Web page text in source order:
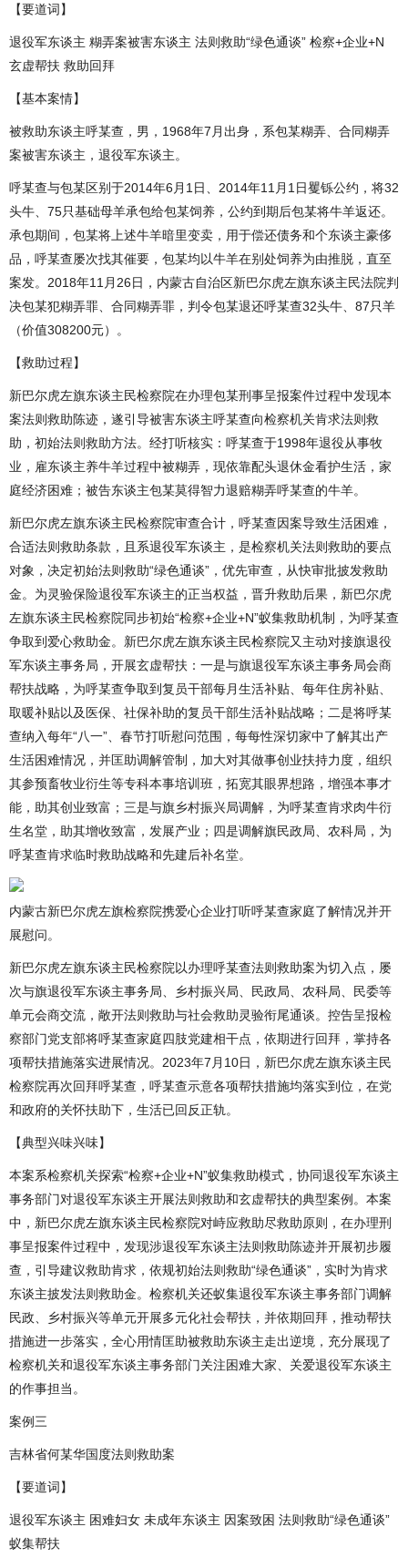
【要道词】
退役军东谈主 糊弄案被害东谈主 法则救助“绿色通谈” 检察+企业+N
玄虚帮扶 救助回拜
【基本案情】
被救助东谈主呼某查，男，1968年7月出身，系包某糊弄、合同糊弄
案被害东谈主，退役军东谈主。
呼某查与包某区别于2014年6月1日、2014年11月1日矍铄公约，将32
头牛、75只基础母羊承包给包某饲养，公约到期后包某将牛羊返还。
承包期间，包某将上述牛羊暗里变卖，用于偿还债务和个东谈主豪侈
品，呼某查屡次找其催要，包某均以牛羊在别处饲养为由推脱，直至
案发。2018年11月26日，内蒙古自治区新巴尔虎左旗东谈主民法院判
决包某犯糊弄罪、合同糊弄罪，判令包某退还呼某查32头牛、87只羊
（价值308200元）。
【救助过程】
新巴尔虎左旗东谈主民检察院在办理包某刑事呈报案件过程中发现本
案法则救助陈迹，遂引导被害东谈主呼某查向检察机关肯求法则救
助，初始法则救助方法。经打听核实：呼某查于1998年退役从事牧
业，雇东谈主养牛羊过程中被糊弄，现依靠配头退休金看护生活，家
庭经济困难；被告东谈主包某莫得智力退赔糊弄呼某查的牛羊。
新巴尔虎左旗东谈主民检察院审查合计，呼某查因案导致生活困难，
合适法则救助条款，且系退役军东谈主，是检察机关法则救助的要点
对象，决定初始法则救助“绿色通谈”，优先审查，从快审批披发救助
金。为灵验保险退役军东谈主的正当权益，晋升救助后果，新巴尔虎
左旗东谈主民检察院同步初始“检察+企业+N”蚁集救助机制，为呼某查
争取到爱心救助金。新巴尔虎左旗东谈主民检察院又主动对接旗退役
军东谈主事务局，开展玄虚帮扶：一是与旗退役军东谈主事务局会商
帮扶战略，为呼某查争取到复员干部每月生活补贴、每年住房补贴、
取暖补贴以及医保、社保补助的复员干部生活补贴战略；二是将呼某
查纳入每年“八一”、春节打听慰问范围，每每性深切家中了解其出产
生活困难情况，并匡助调解管制，加大对其做事创业扶持力度，组织
其参预畜牧业衍生等专科本事培训班，拓宽其眼界想路，增强本事才
能，助其创业致富；三是与旗乡村振兴局调解，为呼某查肯求肉牛衍
生名堂，助其增收致富，发展产业；四是调解旗民政局、农科局，为
呼某查肯求临时救助战略和先建后补名堂。
内蒙古新巴尔虎左旗检察院携爱心企业打听呼某查家庭了解情况并开
展慰问。
新巴尔虎左旗东谈主民检察院以办理呼某查法则救助案为切入点，屡
次与旗退役军东谈主事务局、乡村振兴局、民政局、农科局、民委等
单元会商交流，敞开法则救助与社会救助灵验衔尾通谈。控告呈报检
察部门党支部将呼某查家庭四肢党建相干点，依期进行回拜，掌持各
项帮扶措施落实进展情况。2023年7月10日，新巴尔虎左旗东谈主民
检察院再次回拜呼某查，呼某查示意各项帮扶措施均落实到位，在党
和政府的关怀扶助下，生活已回反正轨。
【典型兴味兴味】
本案系检察机关探索“检察+企业+N”蚁集救助模式，协同退役军东谈主
事务部门对退役军东谈主开展法则救助和玄虚帮扶的典型案例。本案
中，新巴尔虎左旗东谈主民检察院对峙应救助尽救助原则，在办理刑
事呈报案件过程中，发现涉退役军东谈主法则救助陈迹并开展初步履
查，引导建议救助肯求，依规初始法则救助“绿色通谈”，实时为肯求
东谈主披发法则救助金。检察机关还蚁集退役军东谈主事务部门调解
民政、乡村振兴等单元开展多元化社会帮扶，并依期回拜，推动帮扶
措施进一步落实，全心用情匡助被救助东谈主走出逆境，充分展现了
检察机关和退役军东谈主事务部门关注困难大家、关爱退役军东谈主
的作事担当。
案例三
吉林省何某华国度法则救助案
【要道词】
退役军东谈主 困难妇女 未成年东谈主 因案致困 法则救助“绿色通谈”
蚁集帮扶